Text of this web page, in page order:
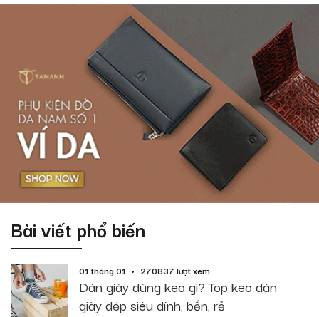
Bài viết phổ biến
01 tháng 01 270837 lượt xem
Dán giày dùng keo gì? Top keo dán
giày dép siêu dính, bền, rẻ